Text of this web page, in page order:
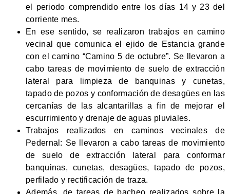
el periodo comprendido entre los días 14 y 23 del
corriente mes.
En ese sentido, se realizaron trabajos en camino
vecinal que comunica el ejido de Estancia grande
con el camino “Camino 5 de octubre”. Se llevaron a
cabo tareas de movimiento de suelo de extracción
lateral para limpieza de banquinas y cunetas,
tapado de pozos y conformación de desagües en las
cercanías de las alcantarillas a fin de mejorar el
escurrimiento y drenaje de aguas pluviales.
Trabajos realizados en caminos vecinales de
Pedernal: Se llevaron a cabo tareas de movimiento
de suelo de extracción lateral para conformar
banquinas, cunetas, desagües, tapado de pozos,
perfilado y rectificación de traza.